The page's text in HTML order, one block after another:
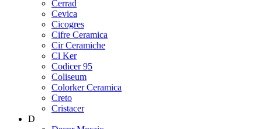
Cerrad
Cevica
Cicogres
Cifre Ceramica
Cir Ceramiche
Cl Ker
Codicer 95
Coliseum
Colorker Ceramica
Creto
Cristacer
D